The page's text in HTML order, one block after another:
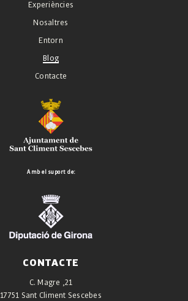
Experiències
Nosaltres
Entorn
Blog
Contacte
Amb el suport de:
CONTACTE
C. Magre ,21
17751 Sant Climent Sescebes